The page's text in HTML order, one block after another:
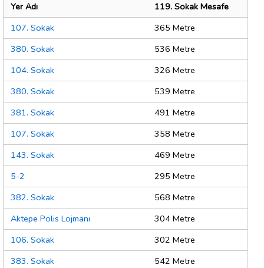
Yer Adı
119. Sokak Mesafe
107. Sokak
365 Metre
380. Sokak
536 Metre
104. Sokak
326 Metre
380. Sokak
539 Metre
381. Sokak
491 Metre
107. Sokak
358 Metre
143. Sokak
469 Metre
5-2
295 Metre
382. Sokak
568 Metre
Aktepe Polis Lojmanı
304 Metre
106. Sokak
302 Metre
383. Sokak
542 Metre